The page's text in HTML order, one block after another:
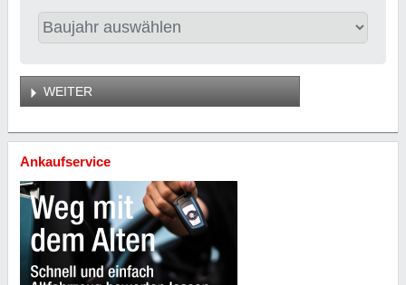
WEITER
Ankaufservice